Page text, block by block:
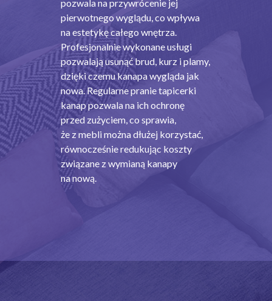
pozwala na przywrócenie jej
pierwotnego wyglądu, co wpływa
na estetykę całego wnętrza.
Profesjonalnie wykonane usługi
pozwalają usunąć brud, kurz i plamy,
dzięki czemu kanapa wygląda jak
nowa. Regularne pranie tapicerki
kanap pozwala na ich ochronę
przed zużyciem, co sprawia,
że z mebli można dłużej korzystać,
równocześnie redukując koszty
związane z wymianą kanapy
na nową.